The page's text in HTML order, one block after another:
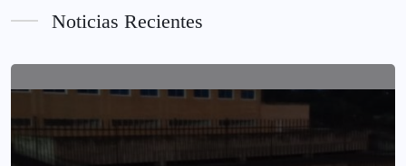
Noticias Recientes